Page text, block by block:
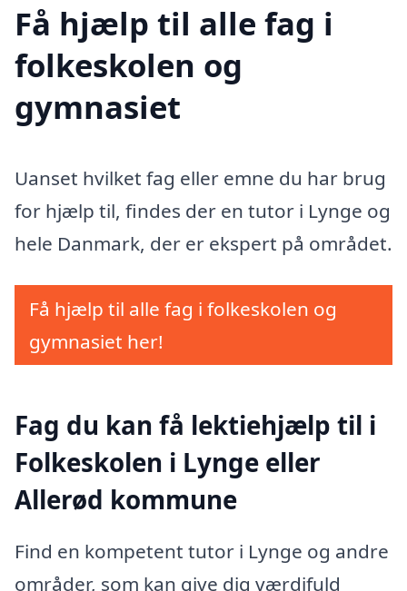
Få hjælp til alle fag i
folkeskolen og
gymnasiet
Uanset hvilket fag eller emne du har brug
for hjælp til, findes der en tutor i Lynge og
hele Danmark, der er ekspert på området.
Få hjælp til alle fag i folkeskolen og
gymnasiet her!
Fag du kan få lektiehjælp til i
Folkeskolen i Lynge eller
Allerød kommune
Find en kompetent tutor i Lynge og andre
områder, som kan give dig værdifuld